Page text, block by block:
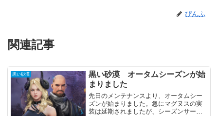
ぴんふ
関連記事
黒い砂漠
黒い砂漠 オータムシーズンが始
まりました
先日のメンテナンスより、オータムシー
ズンが始まりました。急にマグヌスの実
装は延期されましたが、シーズンサーバ